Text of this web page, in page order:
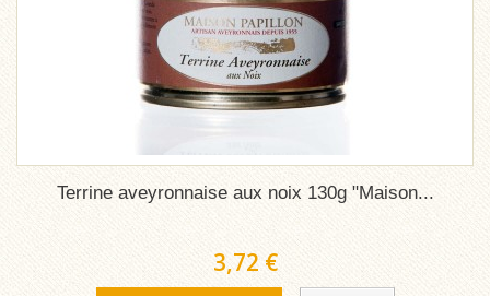
Terrine aveyronnaise aux noix 130g "Maison...
3,72 €